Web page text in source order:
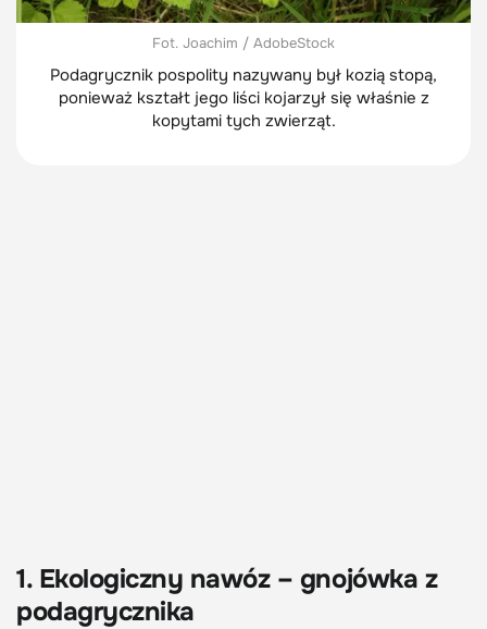
Fot. Joachim / AdobeStock
Podagrycznik pospolity nazywany był kozią stopą,
ponieważ kształt jego liści kojarzył się właśnie z
kopytami tych zwierząt.
1. Ekologiczny nawóz – gnojówka z
podagrycznika